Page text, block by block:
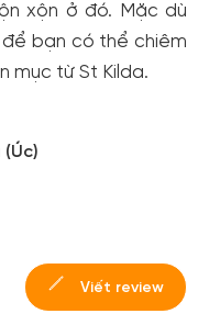
xộn ở đó. Mặc dù
bạn có thể chiêm
mục từ St Kilda.
Viết review
nhận nhiều ưu